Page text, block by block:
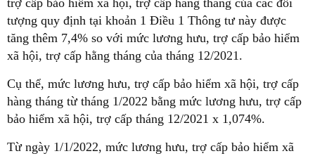
tượng quy định tại khoản 1 Điều 1 Thông tư này được
tăng thêm 7,4% so với mức lương hưu, trợ cấp bảo hiểm
xã hội, trợ cấp hằng tháng của tháng 12/2021.
Cụ thể, mức lương hưu, trợ cấp bảo hiểm xã hội, trợ cấp
hàng tháng từ tháng 1/2022 bằng mức lương hưu, trợ cấp
bảo hiểm xã hội, trợ cấp tháng 12/2021 x 1,074%.
Từ ngày 1/1/2022, mức lương hưu, trợ cấp bảo hiểm xã